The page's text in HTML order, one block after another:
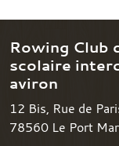
Rowing Club
scolaire
aviron
12 Bis, Rue de
78560 Le Port